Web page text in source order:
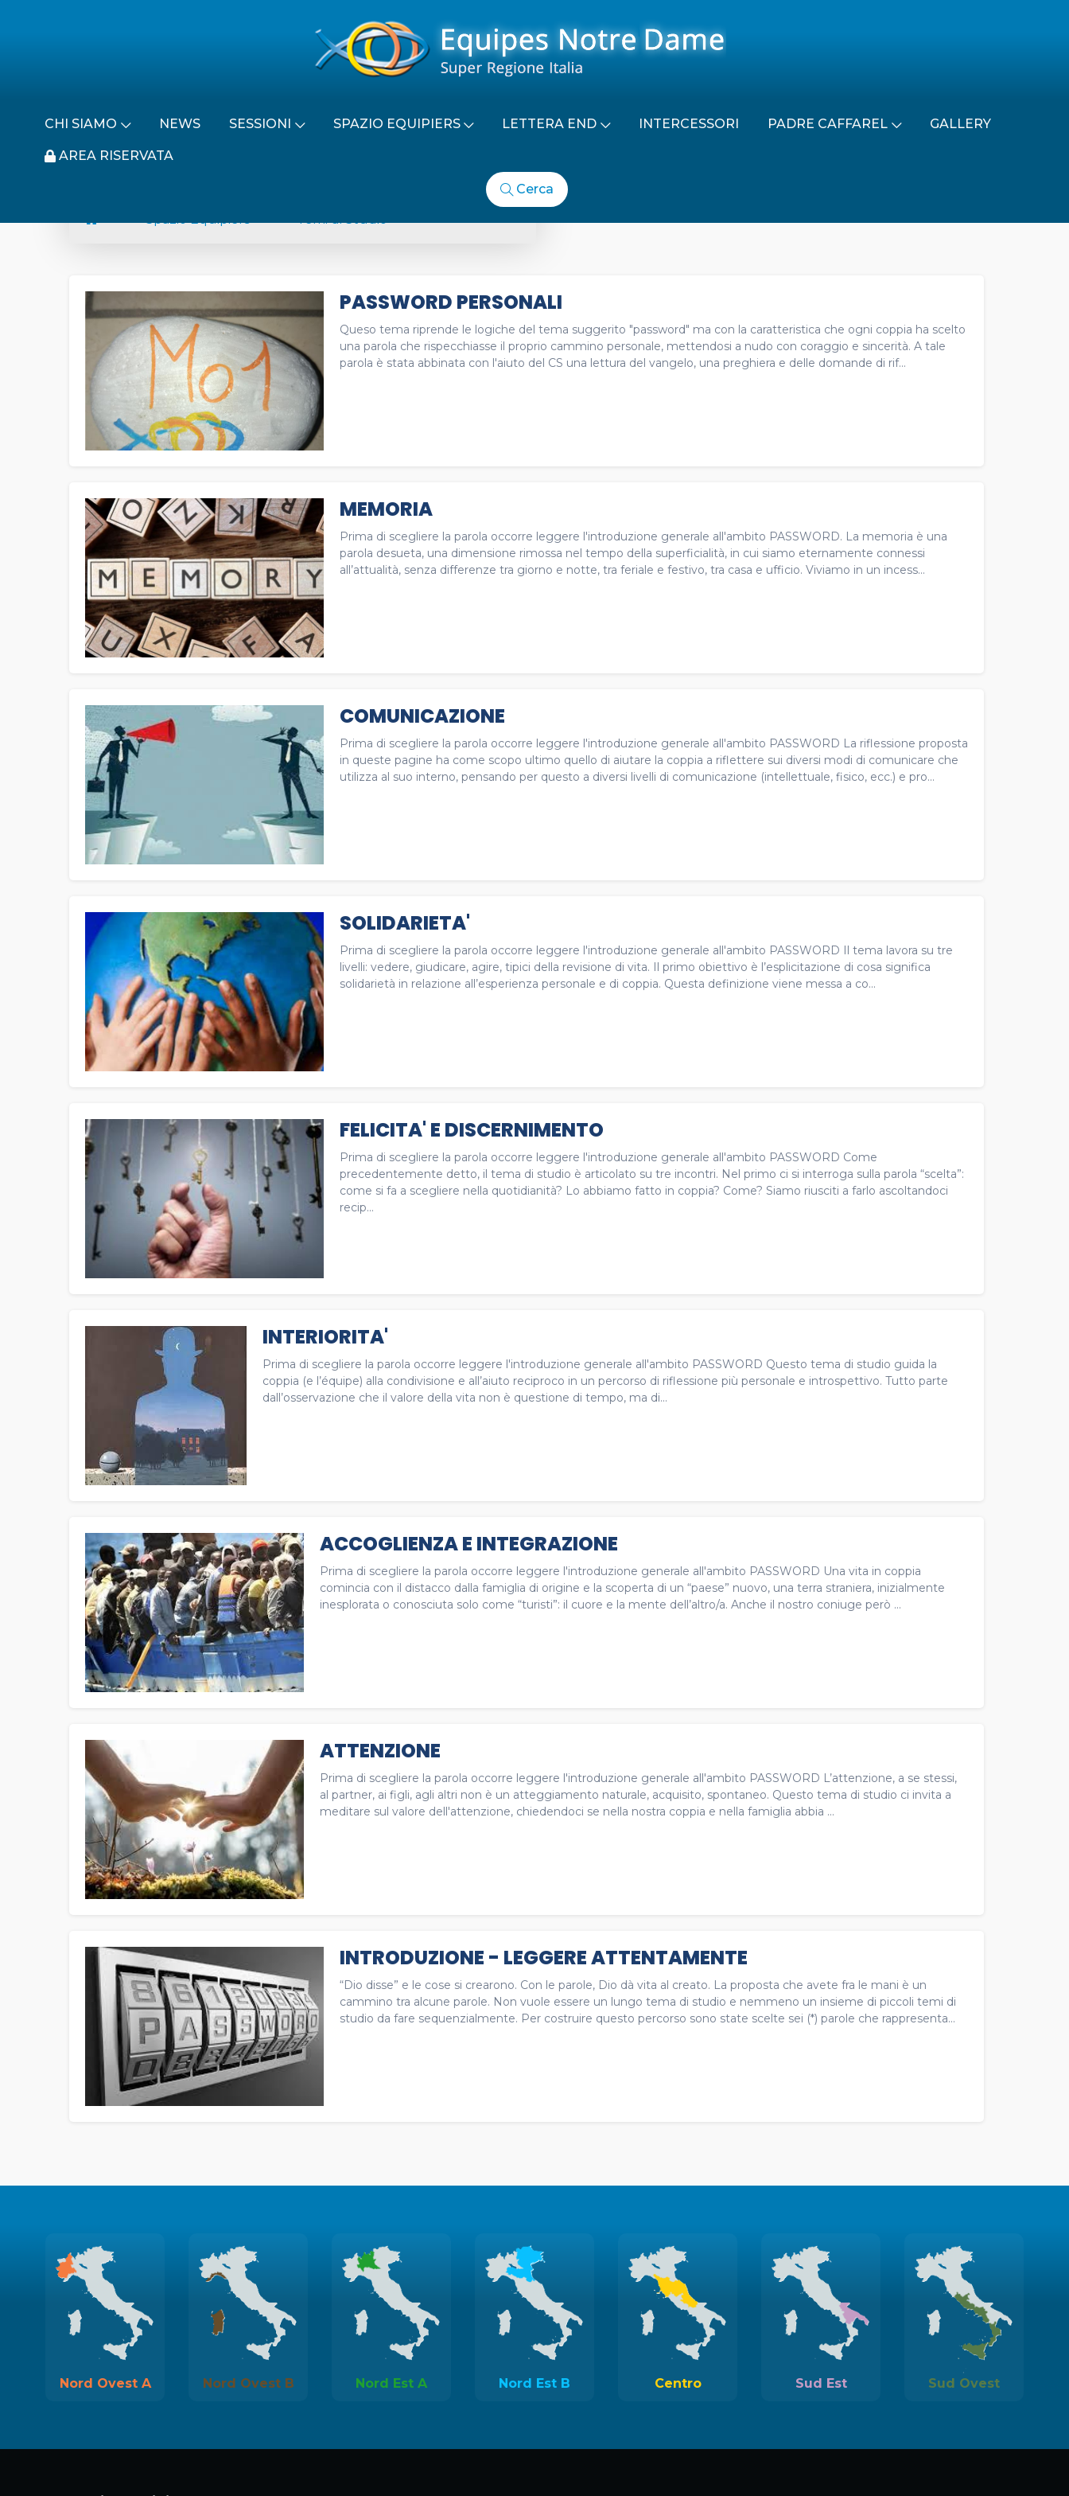
CHI SIAMO NEWS SESSIONI SPAZIO EQUIPIERS LETTERA END INTERCESSORI PADRE CAFFAREL GALLERY
AREA RISERVATA
Cerca
Spazio Equipiers
Temi di Studio
PASSWORD PERSONALI
Queso tema riprende le logiche del tema suggerito "password" ma con la caratteristica che ogni coppia ha scelto
una parola che rispecchiasse il proprio cammino personale, mettendosi a nudo con coraggio e sincerità. A tale
parola è stata abbinata con l'aiuto del CS una lettura del vangelo, una preghiera e delle domande di rif...
MEMORIA
Prima di scegliere la parola occorre leggere l'introduzione generale all'ambito PASSWORD. La memoria è una
parola desueta, una dimensione rimossa nel tempo della superficialità, in cui siamo eternamente connessi
all’attualità, senza differenze tra giorno e notte, tra feriale e festivo, tra casa e ufficio. Viviamo in un incess...
COMUNICAZIONE
Prima di scegliere la parola occorre leggere l'introduzione generale all'ambito PASSWORD La riflessione proposta
in queste pagine ha come scopo ultimo quello di aiutare la coppia a riflettere sui diversi modi di comunicare che
utilizza al suo interno, pensando per questo a diversi livelli di comunicazione (intellettuale, fisico, ecc.) e pro...
SOLIDARIETA'
Prima di scegliere la parola occorre leggere l'introduzione generale all'ambito PASSWORD Il tema lavora su tre
livelli: vedere, giudicare, agire, tipici della revisione di vita. Il primo obiettivo è l’esplicitazione di cosa significa
solidarietà in relazione all’esperienza personale e di coppia. Questa definizione viene messa a co...
FELICITA' E DISCERNIMENTO
Prima di scegliere la parola occorre leggere l'introduzione generale all'ambito PASSWORD Come
precedentemente detto, il tema di studio è articolato su tre incontri. Nel primo ci si interroga sulla parola “scelta”:
come si fa a scegliere nella quotidianità? Lo abbiamo fatto in coppia? Come? Siamo riusciti a farlo ascoltandoci
recip...
INTERIORITA'
Prima di scegliere la parola occorre leggere l'introduzione generale all'ambito PASSWORD Questo tema di studio guida la
coppia (e l’équipe) alla condivisione e all’aiuto reciproco in un percorso di riflessione più personale e introspettivo. Tutto parte
dall’osservazione che il valore della vita non è questione di tempo, ma di...
ACCOGLIENZA E INTEGRAZIONE
Prima di scegliere la parola occorre leggere l'introduzione generale all'ambito PASSWORD Una vita in coppia
comincia con il distacco dalla famiglia di origine e la scoperta di un “paese” nuovo, una terra straniera, inizialmente
inesplorata o conosciuta solo come “turisti”: il cuore e la mente dell’altro/a. Anche il nostro coniuge però ...
ATTENZIONE
Prima di scegliere la parola occorre leggere l'introduzione generale all'ambito PASSWORD L’attenzione, a se stessi,
al partner, ai figli, agli altri non è un atteggiamento naturale, acquisito, spontaneo. Questo tema di studio ci invita a
meditare sul valore dell'attenzione, chiedendoci se nella nostra coppia e nella famiglia abbia ...
INTRODUZIONE - LEGGERE ATTENTAMENTE
“Dio disse” e le cose si crearono. Con le parole, Dio dà vita al creato. La proposta che avete fra le mani è un
cammino tra alcune parole. Non vuole essere un lungo tema di studio e nemmeno un insieme di piccoli temi di
studio da fare sequenzialmente. Per costruire questo percorso sono state scelte sei (*) parole che rappresenta...
Nord Ovest A Nord Ovest B Nord Est A Nord Est B Centro Sud Est Sud Ovest